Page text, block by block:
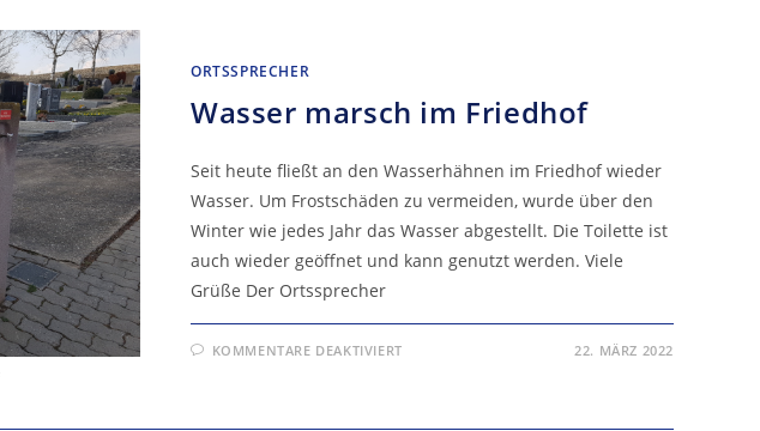
ORTSSPRECHER
Wasser marsch im Friedhof
Seit heute fließt an den Wasserhähnen im Friedhof wieder
Wasser. Um Frostschäden zu vermeiden, wurde über den
Winter wie jedes Jahr das Wasser abgestellt. Die Toilette ist
auch wieder geöffnet und kann genutzt werden. Viele
Grüße Der Ortssprecher
KOMMENTARE DEAKTIVIERTFÜR 22. MÄRZ 2022